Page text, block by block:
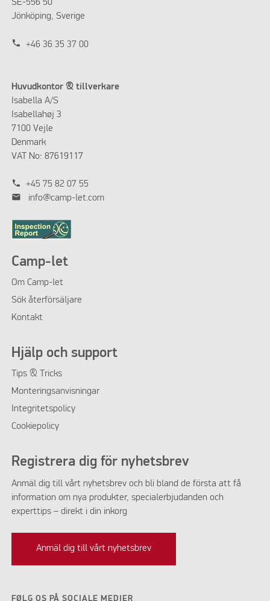
SE-556 50
Jönköping, Sverige
phone +46 36 35 37 00
Huvudkontor & tillverkare
Isabella A/S
Isabellahøj 3
7100 Vejle
Denmark
VAT No: 87619117
phone +45 75 82 07 55
mail info@camp-let.com
Camp-let
Om Camp-let
Sök återförsäljare
Kontakt
Hjälp och support
Tips & Tricks
Monteringsanvisningar
Integritetspolicy
Cookiepolicy
Registrera dig för nyhetsbrev
Anmäl dig till vårt nyhetsbrev och bli bland de första att få
information om nya produkter, specialerbjudanden och
experttips – direkt i din inkorg
Anmäl dig till vårt nyhetsbrev
FØLG OS PÅ SOCIALE MEDIER